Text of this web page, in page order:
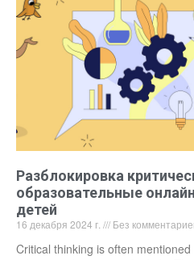
Разблокировка
образовательные
детей
16 декабря 2024 г. Без
Critical thinking is often